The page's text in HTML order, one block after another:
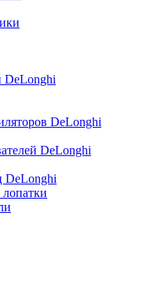
DeLonghi
DeLonghi
DeLonghi
DeLonghi